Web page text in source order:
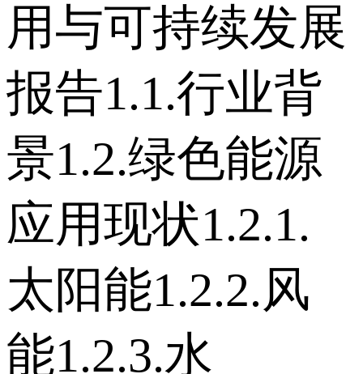
用与可持续发展
报告 1.1.行业背
景 1.2.绿色能源
应用现状 1.2.1.
太阳能 1.2.2.风
能 1.2.3.水